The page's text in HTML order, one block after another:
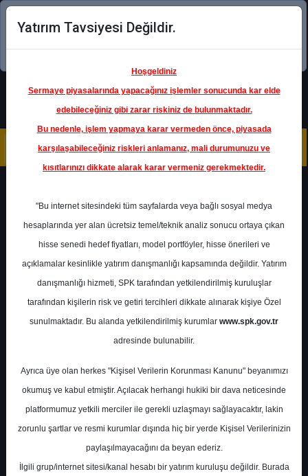
Şimdi uygulamayı indirin!
BORSK- BOR SEKER
Hedef Fiyat 10.94 ₺
Getiri
%95.01
0 2
Yatırım Tavsiyesi Değildir.
Hoşgeldiniz
Sermaye piyasalarında yapacağınız işlemler sonucunda kar elde
edebileceğiniz gibi zarar riskiniz de bulunmaktadır.
Bu nedenle, işlem yapmaya karar vermeden önce, piyasada
karşılaşabileceğiniz riskleri anlamanız, mali durumunuzu ve
kısıtlarınızı dikkate alarak karar vermeniz gerekmektedir.
"Bu internet sitesindeki tüm sayfalarda veya bağlı sosyal medya
hesaplarında yer alan ücretsiz temel/teknik analiz sonucu ortaya çıkan
hisse senedi hedef fiyatları, model portföyler, hisse önerileri ve
açıklamalar kesinlikle yatırım danışmanlığı kapsamında değildir. Yatırım
danışmanlığı hizmeti, SPK tarafından yetkilendirilmiş kuruluşlar
tarafından kişilerin risk ve getiri tercihleri dikkate alınarak kişiye Özel
sunulmaktadır. Bu alanda yetkilendirilmiş kurumlar www.spk.gov.tr
adresinde bulunabilir.
Ayrıca üye olan herkes "Kişisel Verilerin Korunması Kanunu" beyanımızı
okumuş ve kabul etmiştir. Açılacak herhangi hukiki bir dava neticesinde
platformumuz yetkili merciler ile gerekli uzlaşmayı sağlayacaktır, lakin
zorunlu şartlar ve resmi kurumlar dışında hiç bir yerde Kişisel Verilerinizin
paylaşılmayacağını da beyan ederiz.
İlgili grup/internet sitesi/kanal hesabı bir yatırım kuruluşu değildir. Burada